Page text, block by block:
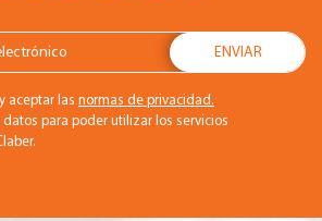
aceptar las normas de privacidad.
para poder utilizar los servicios